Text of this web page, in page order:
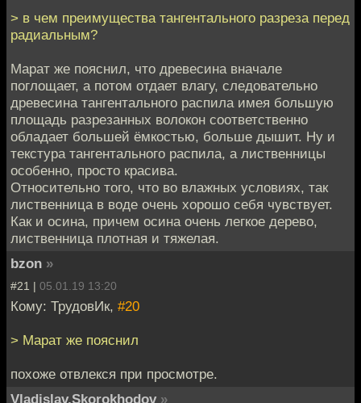
> в чем преимущества тангентального разреза перед
радиальным?
Марат же пояснил, что древесина вначале
поглощает, а потом отдает влагу, следовательно
древесина тангентального распила имея большую
площадь разрезанных волокон соответственно
обладает большей ёмкостью, больше дышит. Ну и
текстура тангентального распила, а лиственницы
особенно, просто красива.
Относительно того, что во влажных условиях, так
лиственница в воде очень хорошо себя чувствует.
Как и осина, причем осина очень легкое дерево,
лиственница плотная и тяжелая.
bzon »
#21 | 05.01.19 13:20
Кому: ТрудовИк, #20
> Марат же пояснил
похоже отвлекся при просмотре.
Vladislav.Skorokhodov »